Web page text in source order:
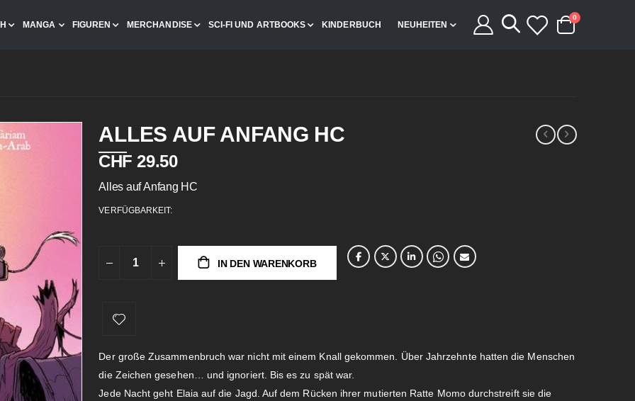
MANGA FIGUREN MERCHANDISE SCI-FI UND ARTBOOKS KINDERBUCH NEUHEITEN
Cart
0 Artikel
ALLES AUF ANFANG HC
CHF 29.50
Alles auf Anfang HC
VERFÜGBARKEIT:
IN DEN WARENKORB
Der große Zusammenbruch war nicht mit einem Knall gekommen. Über Jahrzehnte hatten die Menschen
die Zeichen gesehen… und ignoriert. Bis es zu spät war.
Jede Nacht geht Elaia auf die Jagd. Auf dem Rücken ihrer mutierten Ratte Momo durchstreift sie die